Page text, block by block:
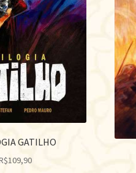
GATILHO
109,90